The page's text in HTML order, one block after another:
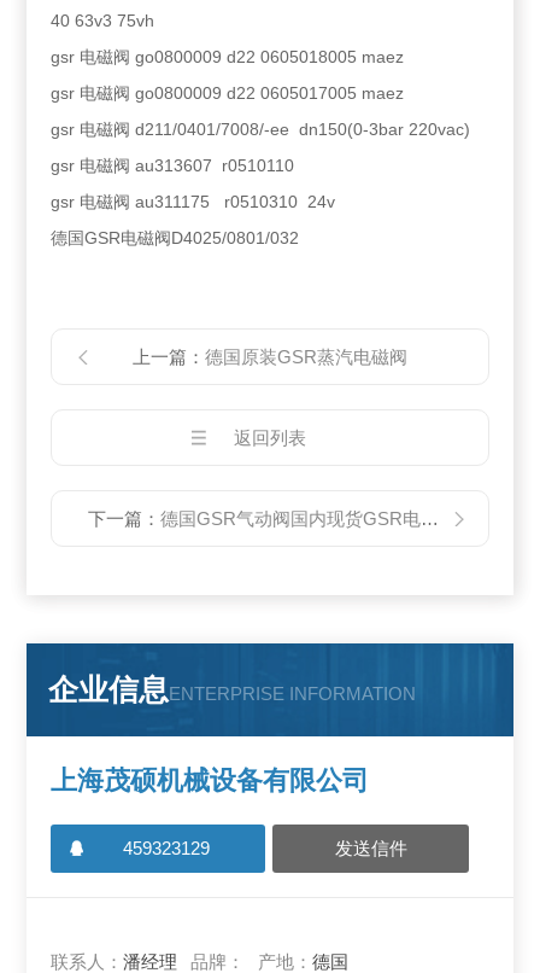
40 63v3 75vh
gsr 电磁阀 go0800009 d22 0605018005 maez
gsr 电磁阀 go0800009 d22 0605017005 maez
gsr 电磁阀 d211/0401/7008/-ee dn150(0-3bar 220vac)
gsr 电磁阀 au313607 r0510110
gsr 电磁阀 au311175 r0510310 24v
德国GSR电磁阀D4025/0801/032
上一篇： 德国原装GSR蒸汽电磁阀
返回列表
下一篇：德国GSR气动阀国内现货GSR电磁阀价格好
企业信息ENTERPRISE INFORMATION
上海茂硕机械设备有限公司
459323129 发送信件
联系人：潘经理 品牌： 产地：德国